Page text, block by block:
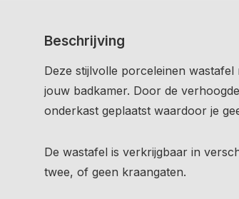
Beschrijving
Deze stijlvolle porceleinen
jouw badkamer. Door de
onderkast geplaatst waardoor je
De wastafel is verkrijgbaar in
twee, of geen kraangaten.